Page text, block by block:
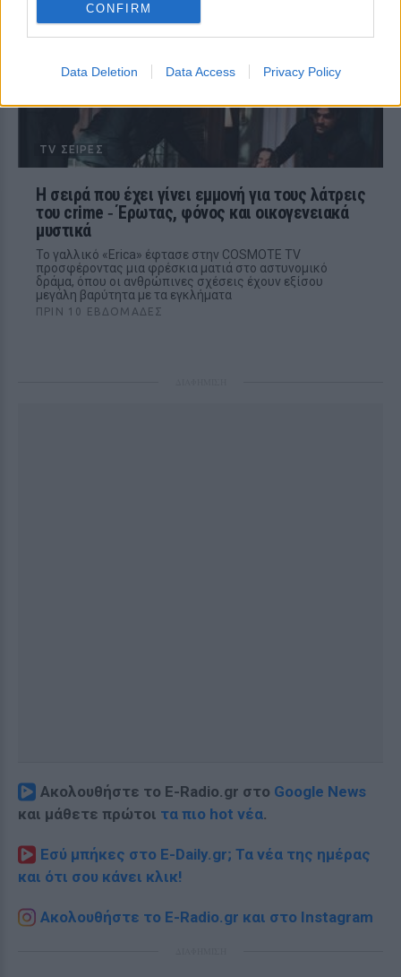
CONFIRM
Data Deletion Data Access Privacy Policy
ΠΡΙΝ 10 ΕΒΔΟΜΆΔΕΣ
TV ΣΕΙΡΈΣ
H σειρά που έχει γίνει εμμονή για τους λάτρεις
του crime ‑ Έρωτας, φόνος και οικογενειακά
μυστικά
Το γαλλικό «Erica» έφτασε στην COSMOTE TV
προσφέροντας μια φρέσκια ματιά στο αστυνομικό
δράμα, όπου οι ανθρώπινες σχέσεις έχουν εξίσου
μεγάλη βαρύτητα με τα εγκλήματα
ΠΡΙΝ 10 ΕΒΔΟΜΆΔΕΣ
Ακολουθήστε το E-Radio.gr στο Google News
και μάθετε πρώτοι τα πιο hot νέα.
Εσύ μπήκες στο E-Daily.gr; Τα νέα της ημέρας
και ότι σου κάνει κλικ!
Ακολουθήστε το E-Radio.gr και στο Instagram